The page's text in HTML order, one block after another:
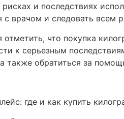
и последствиях
с врачом и следовать
отметить, что покупка
к серьезным
также обратиться за
где и как купить